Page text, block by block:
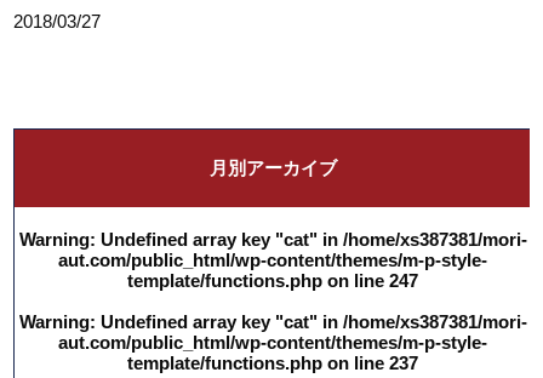
2018/03/27
月別アーカイブ
Warning: Undefined array key "cat" in /home/xs387381/mori-
aut.com/public_html/wp-content/themes/m-p-style-
template/functions.php on line 247
Warning: Undefined array key "cat" in /home/xs387381/mori-
aut.com/public_html/wp-content/themes/m-p-style-
template/functions.php on line 237